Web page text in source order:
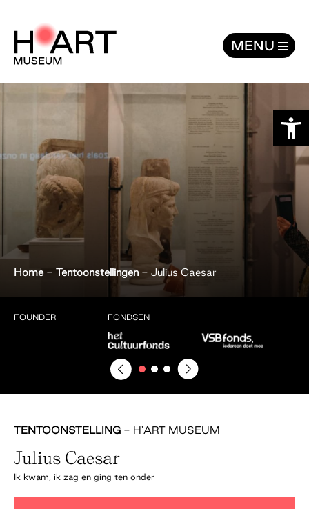
MENU
Home- Tentoonstellingen - Julius Caesar
FOUNDER FONDSEN
TENTOONSTELLING - H'ART MUSEUM
Julius Caesar
Ik kwam, ik zag en ging ten onder